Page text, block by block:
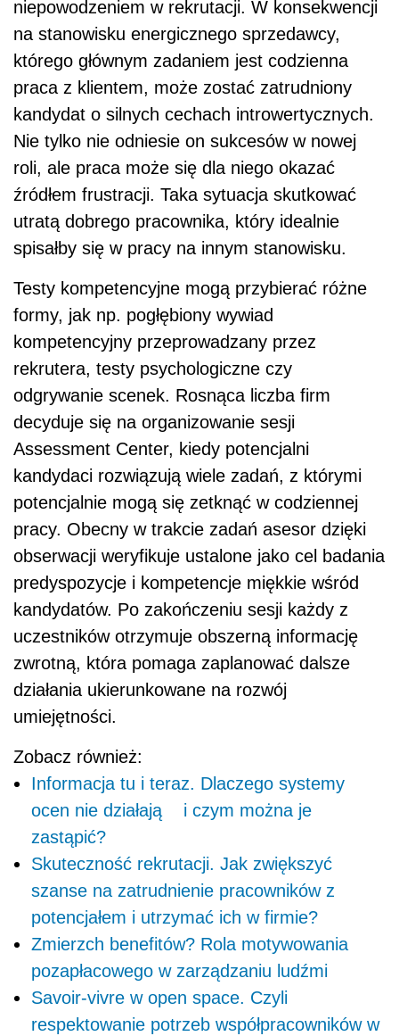
niepowodzeniem w rekrutacji. W konsekwencji
na stanowisku energicznego sprzedawcy,
którego głównym zadaniem jest codzienna
praca z klientem, może zostać zatrudniony
kandydat o silnych cechach introwertycznych.
Nie tylko nie odniesie on sukcesów w nowej
roli, ale praca może się dla niego okazać
źródłem frustracji. Taka sytuacja skutkować
utratą dobrego pracownika, który idealnie
spisałby się w pracy na innym stanowisku.
Testy kompetencyjne mogą przybierać różne
formy, jak np. pogłębiony wywiad
kompetencyjny przeprowadzany przez
rekrutera, testy psychologiczne czy
odgrywanie scenek. Rosnąca liczba firm
decyduje się na organizowanie sesji
Assessment Center, kiedy potencjalni
kandydaci rozwiązują wiele zadań, z którymi
potencjalnie mogą się zetknąć w codziennej
pracy. Obecny w trakcie zadań asesor dzięki
obserwacji weryfikuje ustalone jako cel badania
predyspozycje i kompetencje miękkie wśród
kandydatów. Po zakończeniu sesji każdy z
uczestników otrzymuje obszerną informację
zwrotną, która pomaga zaplanować dalsze
działania ukierunkowane na rozwój
umiejętności.
Zobacz również:
Informacja tu i teraz. Dlaczego systemy
ocen nie działają i czym można je
zastąpić?
Skuteczność rekrutacji. Jak zwiększyć
szanse na zatrudnienie pracowników z
potencjałem i utrzymać ich w firmie?
Zmierzch benefitów? Rola motywowania
pozapłacowego w zarządzaniu ludźmi
Savoir-vivre w open space. Czyli
respektowanie potrzeb współpracowników w